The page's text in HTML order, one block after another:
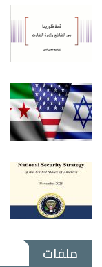
ملفات